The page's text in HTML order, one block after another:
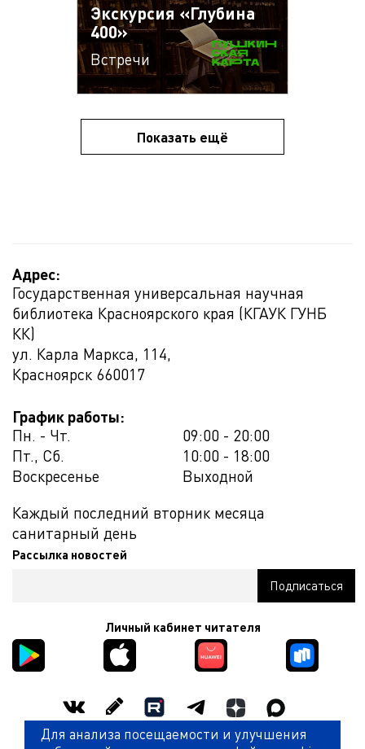
Экскурсия «Глубина
400»
Встречи
Показать ещё
Адрес:
Государственная универсальная научная
библиотека Красноярского края (КГАУК ГУНБ
КК)
ул. Карла Маркса, 114,
Красноярск 660017
График работы:
Пн. - Чт.
09:00 - 20:00
Пт., Сб.
10:00 - 18:00
Воскресенье
Выходной
Каждый последний вторник месяца
санитарный день
Рассылка новостей
Личный кабинет читателя
Для анализа посещаемости и улучшения